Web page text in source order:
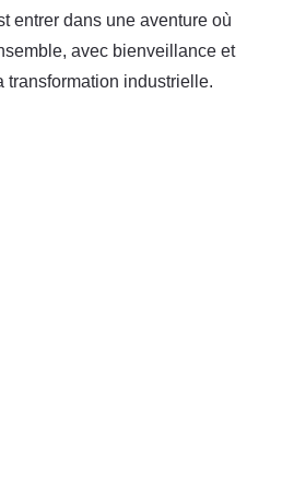
entrer dans une aventure où
avec bienveillance et
transformation industrielle.